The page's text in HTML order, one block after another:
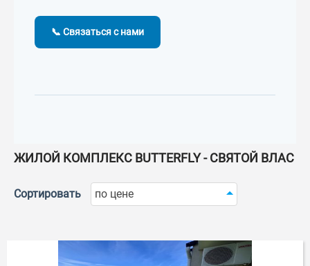
📞 Связаться с нами
ЖИЛОЙ КОМПЛЕКС BUTTERFLY - СВЯТОЙ ВЛАС
Сортировать по цене